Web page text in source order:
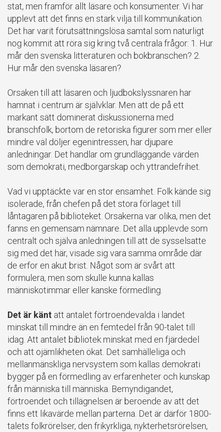
stat, men framför allt läsare och konsumenter. Vi har
upplevt att det finns en stark vilja till kommunikation.
Det har varit förutsättningslösa samtal som naturligt
nog kommit att röra sig kring två centrala frågor: 1. Hur
mår den svenska litteraturen och bokbranschen? 2.
Hur mår den svenska läsaren?
Orsaken till att läsaren och ljudbokslyssnaren har
hamnat i centrum är självklar. Men att de på ett
markant sätt dominerat diskussionerna med
branschfolk, bortom de retoriska figurer som mer eller
mindre väl döljer egenintressen, har djupare
anledningar. Det handlar om grundläggande värden
som demokrati, medborgarskap och yttrandefrihet.
Vad vi upptäckte var en stor ensamhet. Folk kände sig
isolerade, från chefen på det stora förlaget till
låntagaren på biblioteket. Orsakerna var olika, men det
fanns en gemensam nämnare. Det alla upplevde som
centralt och själva anledningen till att de sysselsatte
sig med det här, visade sig vara samma område där
de erfor en akut brist. Något som är svårt att
formulera, men som skulle kunna kallas
människotimmar eller kanske förmedling.
Det är känt att antalet förtroendevalda i landet
minskat till mindre än en femtedel från 90-talet till
idag. Att antalet bibliotek minskat med en fjärdedel
och att ojämlikheten ökat. Det samhälleliga och
mellanmänskliga nervsystem som kallas demokrati
bygger på en förmedling av erfarenheter och kunskap
från människa till människa. Bemyndigandet,
förtroendet och tillägnelsen är beroende av att det
finns ett likavärde mellan parterna. Det är därför 1800-
talets folkrörelser, den frikyrkliga, nykterhetsrörelsen,